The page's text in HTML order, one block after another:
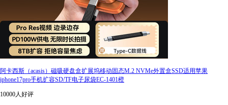
阿卡西斯（acasis）磁吸硬盘盒扩展坞移动固态M.2 NVMe外置盒SSD适用苹果
iphone17pro手机扩容SD/TF电子尿袋EC-1401橙
10000人好评